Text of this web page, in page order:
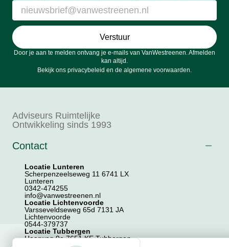
Verstuur
Door je aan te melden ontvang je e-mails van VanWestreenen. Afmelden
kan altijd.
Bekijk ons privacybeleid en de algemene voorwaarden.
Adviseurs Ruimtelijke
Ontwikkeling sinds 1993
Contact
Locatie Lunteren
Scherpenzeelseweg 11 6741 LX
Lunteren
0342-474255
info@vanwestreenen.nl
Locatie Lichtenvoorde
Varsseveldseweg 65d 7131 JA
Lichtenvoorde
0544-379737
Locatie Tubbergen
Haarweg 9a 7651 KE Tubbergen